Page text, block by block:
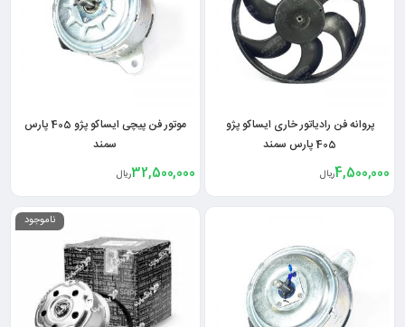
پروانه فن رادیاتور خاری ایساکو پژو
405 پارس سمند
4,500,000ریال
موتور فن پیچی ایساکو پژو 405 پارس
سمند
32,500,000ریال
ناموجود